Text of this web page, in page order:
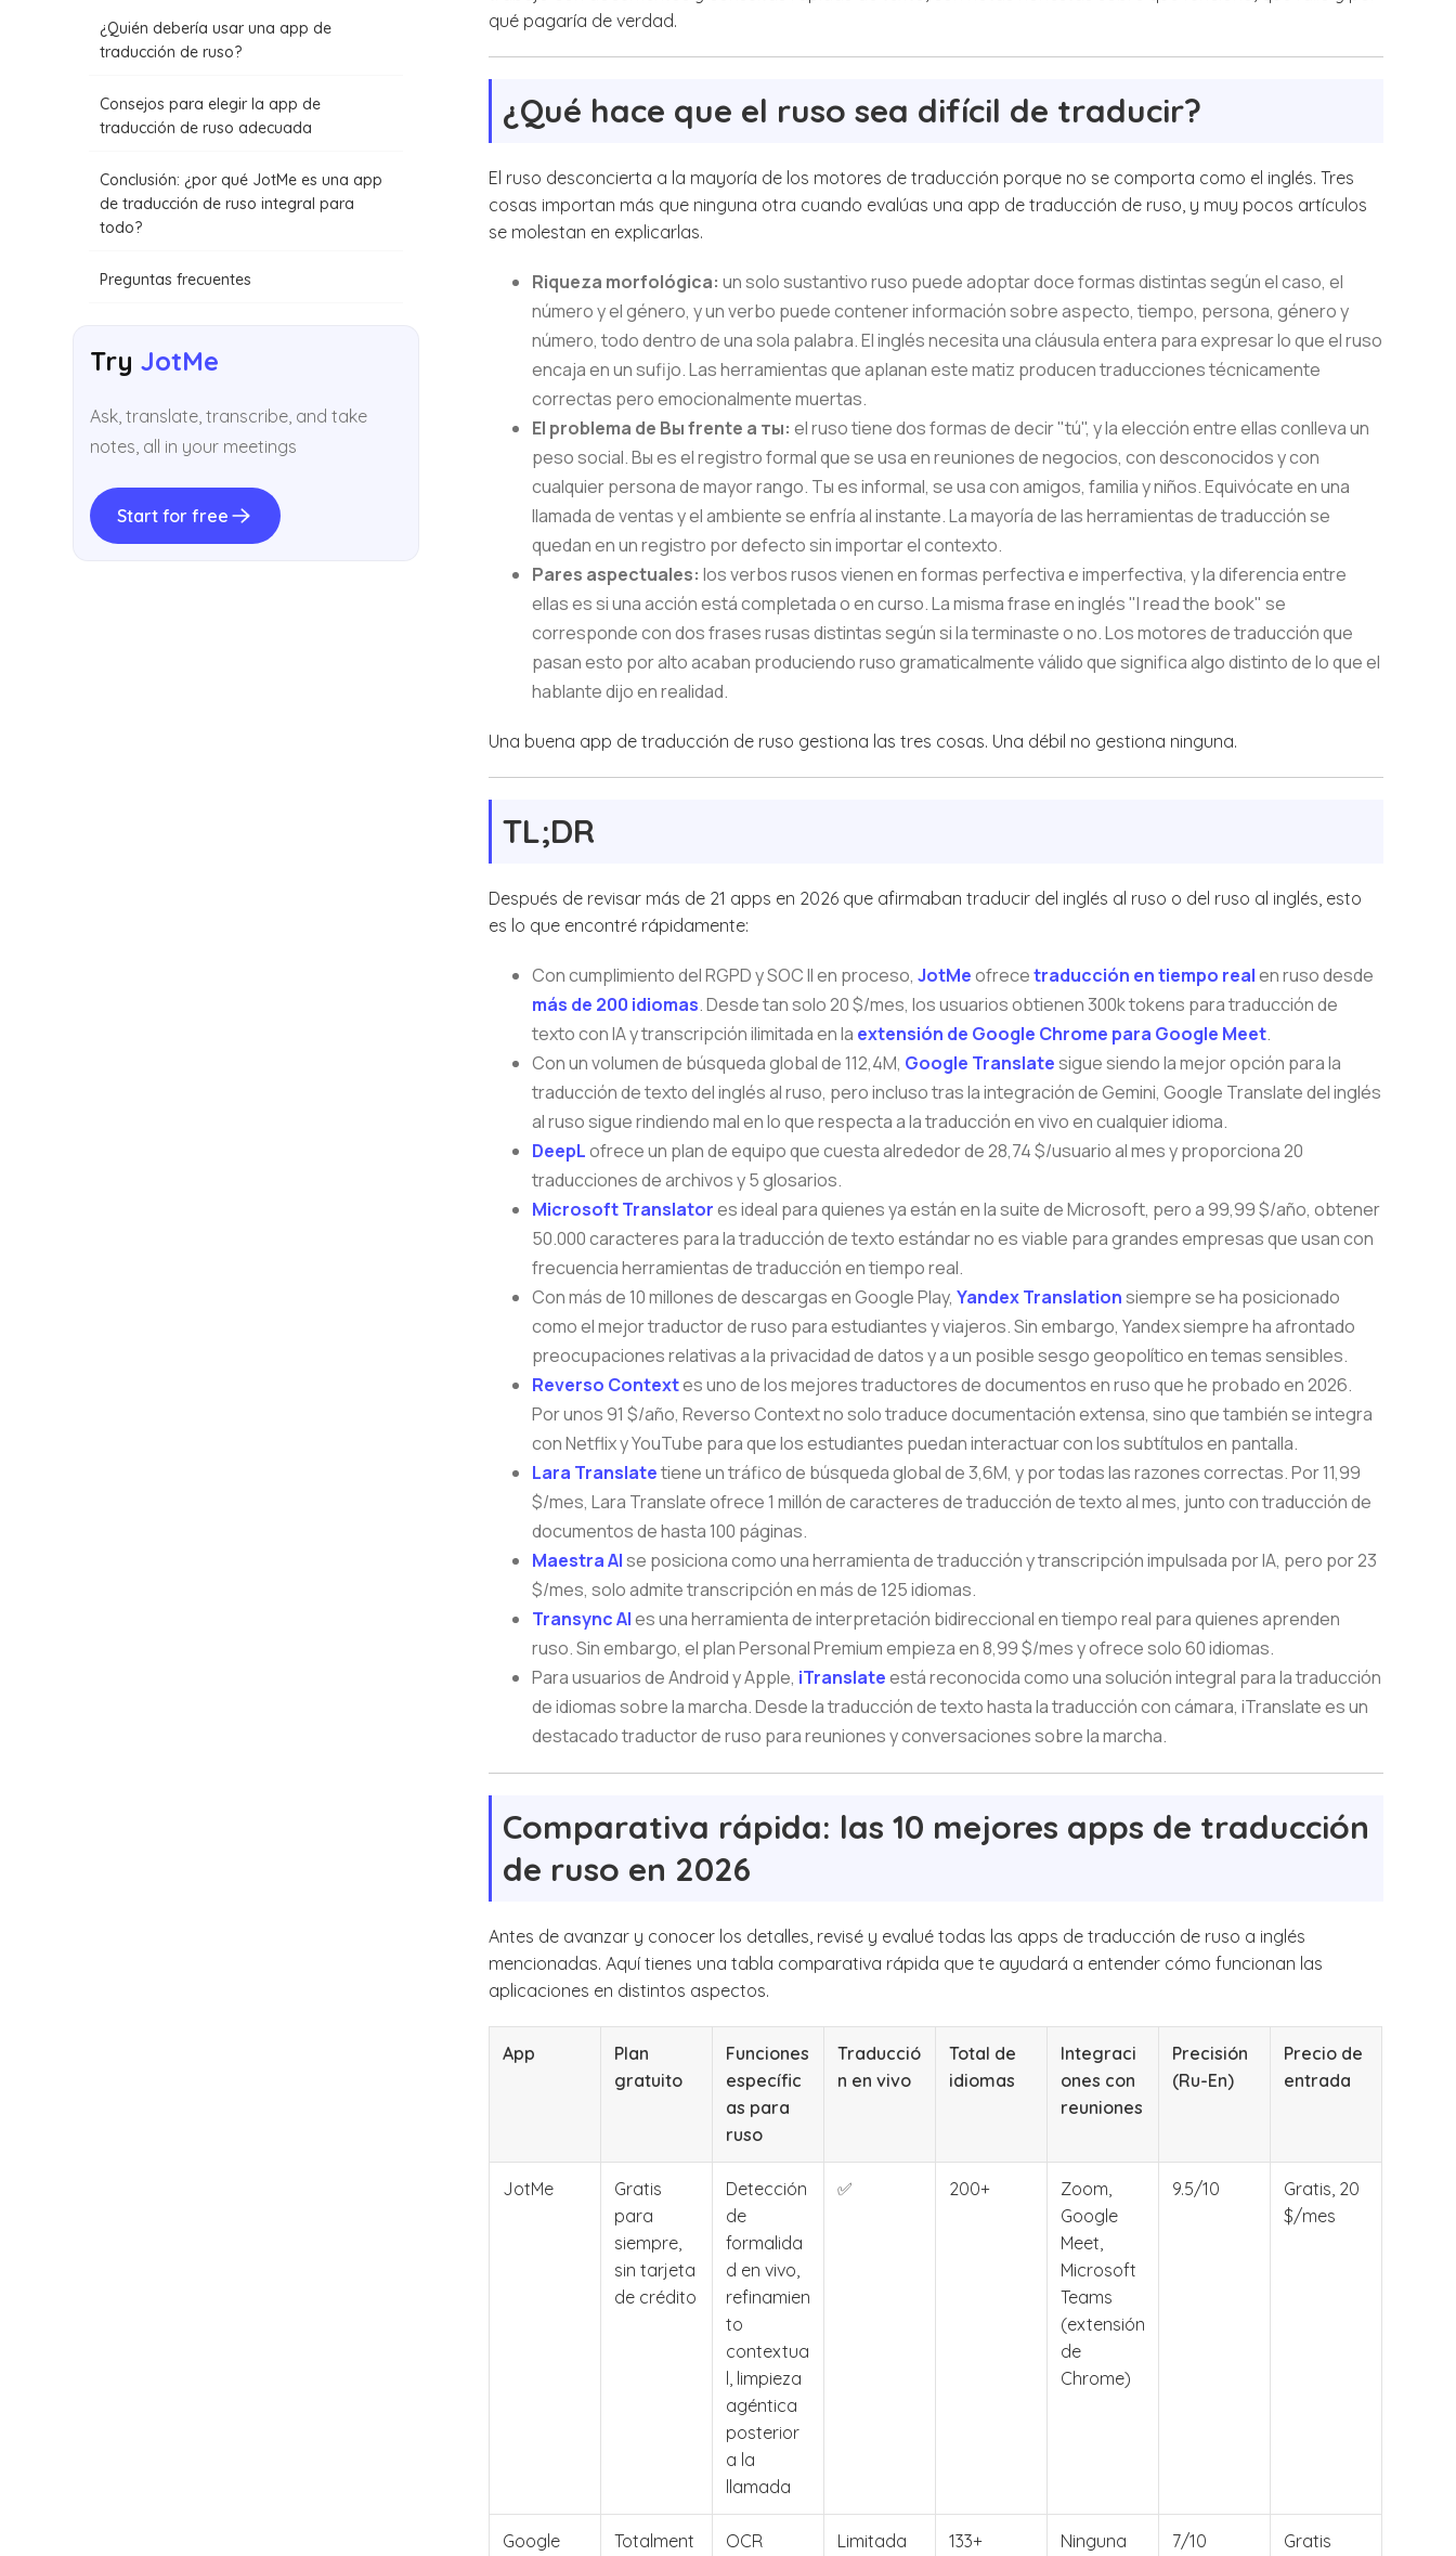
¿Quién debería usar una app de
traducción de ruso?
Consejos para elegir la app de
traducción de ruso adecuada
Conclusión: ¿por qué JotMe es una app
de traducción de ruso integral para
todo?
Preguntas frecuentes
TryJotMe
Ask, translate, transcribe, and take
notes, all in your meetings
Start for free
qué pagaría de verdad.
¿Qué hace que el ruso sea difícil de traducir?
El ruso desconcierta a la mayoría de los motores de traducción porque no se comporta como el inglés. Tres
cosas importan más que ninguna otra cuando evalúas una app de traducción de ruso, y muy pocos artículos
se molestan en explicarlas.
Riqueza morfológica: un solo sustantivo ruso puede adoptar doce formas distintas según el caso, el
número y el género, y un verbo puede contener información sobre aspecto, tiempo, persona, género y
número, todo dentro de una sola palabra. El inglés necesita una cláusula entera para expresar lo que el ruso
encaja en un sufijo. Las herramientas que aplanan este matiz producen traducciones técnicamente
correctas pero emocionalmente muertas.
El problema de Вы frente a ты: el ruso tiene dos formas de decir "tú", y la elección entre ellas conlleva un
peso social. Вы es el registro formal que se usa en reuniones de negocios, con desconocidos y con
cualquier persona de mayor rango. Ты es informal, se usa con amigos, familia y niños. Equivócate en una
llamada de ventas y el ambiente se enfría al instante. La mayoría de las herramientas de traducción se
quedan en un registro por defecto sin importar el contexto.
Pares aspectuales: los verbos rusos vienen en formas perfectiva e imperfectiva, y la diferencia entre
ellas es si una acción está completada o en curso. La misma frase en inglés "I read the book" se
corresponde con dos frases rusas distintas según si la terminaste o no. Los motores de traducción que
pasan esto por alto acaban produciendo ruso gramaticalmente válido que significa algo distinto de lo que el
hablante dijo en realidad.
Una buena app de traducción de ruso gestiona las tres cosas. Una débil no gestiona ninguna.
TL;DR
Después de revisar más de 21 apps en 2026 que afirmaban traducir del inglés al ruso o del ruso al inglés, esto
es lo que encontré rápidamente:
Con cumplimiento del RGPD y SOC II en proceso,JotMeofrecetraducción en tiempo realen ruso desde
más de 200 idiomas. Desde tan solo 20 $/mes, los usuarios obtienen 300k tokens para traducción de
texto con IA y transcripción ilimitada en la extensión de Google Chrome para Google Meet.
Con un volumen de búsqueda global de 112,4M, Google Translatesigue siendo la mejor opción para la
traducción de texto del inglés al ruso, pero incluso tras la integración de Gemini, Google Translate del inglés
al ruso sigue rindiendo mal en lo que respecta a la traducción en vivo en cualquier idioma.
DeepLofrece un plan de equipo que cuesta alrededor de 28,74 $/usuario al mes y proporciona 20
traducciones de archivos y 5 glosarios.
Microsoft Translatores ideal para quienes ya están en la suite de Microsoft, pero a 99,99 $/año, obtener
50.000 caracteres para la traducción de texto estándar no es viable para grandes empresas que usan con
frecuencia herramientas de traducción en tiempo real.
Con más de 10 millones de descargas en Google Play,Yandex Translationsiempre se ha posicionado
como el mejor traductor de ruso para estudiantes y viajeros. Sin embargo, Yandex siempre ha afrontado
preocupaciones relativas a la privacidad de datos y a un posible sesgo geopolítico en temas sensibles.
Reverso Contextes uno de los mejores traductores de documentos en ruso que he probado en 2026.
Por unos 91 $/año, Reverso Context no solo traduce documentación extensa, sino que también se integra
con Netflix y YouTube para que los estudiantes puedan interactuar con los subtítulos en pantalla.
Lara Translatetiene un tráfico de búsqueda global de 3,6M, y por todas las razones correctas. Por 11,99
$/mes, Lara Translate ofrece 1 millón de caracteres de traducción de texto al mes, junto con traducción de
documentos de hasta 100 páginas.
Maestra AIse posiciona como una herramienta de traducción y transcripción impulsada por IA, pero por 23
$/mes, solo admite transcripción en más de 125 idiomas.
Transync AIes una herramienta de interpretación bidireccional en tiempo real para quienes aprenden
ruso. Sin embargo, el plan Personal Premium empieza en 8,99 $/mes y ofrece solo 60 idiomas.
Para usuarios de Android y Apple, iTranslateestá reconocida como una solución integral para la traducción
de idiomas sobre la marcha. Desde la traducción de texto hasta la traducción con cámara, iTranslate es un
destacado traductor de ruso para reuniones y conversaciones sobre la marcha.
Comparativa rápida: las 10 mejores apps de traducción
de ruso en 2026
Antes de avanzar y conocer los detalles, revisé y evalué todas las apps de traducción de ruso a inglés
mencionadas. Aquí tienes una tabla comparativa rápida que te ayudará a entender cómo funcionan las
aplicaciones en distintos aspectos.
App
Plan
gratuito
Funciones
específic
as para
ruso
Traducció
n en vivo
Total de
idiomas
Integraci
ones con
reuniones
Precisión
(Ru-En)
Precio de
entrada
JotMe
Gratis
para
siempre,
sin tarjeta
de crédito
Detección
de
formalida
d en vivo,
refinamien
to
contextua
l, limpieza
agéntica
posterior
a la
llamada
✅ 200+
Zoom,
Google
Meet,
Microsoft
Teams
(extensión
de
Chrome)
9.5/10
Gratis, 20
$/mes
Google Totalment OCR Limitada 133+ Ninguna 7/10 Gratis